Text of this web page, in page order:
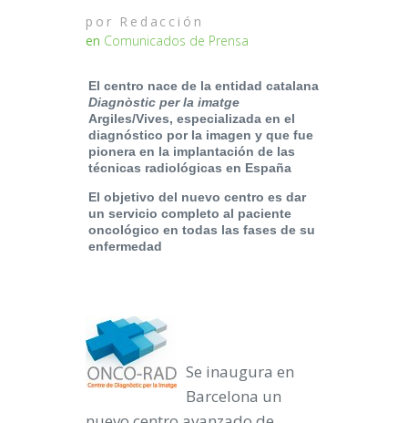
por Redacción
en Comunicados de Prensa
El centro nace de la entidad catalana
Diagnòstic per la imatge
Argiles/Vives, especializada en el
diagnóstico por la imagen y que fue
pionera en la implantación de las
técnicas radiológicas en España
El objetivo del nuevo centro es dar
un servicio completo al paciente
oncológico en todas las fases de su
enfermedad
Se inaugura en
Barcelona un